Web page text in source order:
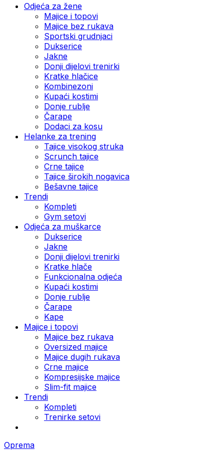
Odjeća za žene
Majice i topovi
Majice bez rukava
Sportski grudnjaci
Dukserice
Jakne
Donji dijelovi trenirki
Kratke hlačice
Kombinezoni
Kupaći kostimi
Donje rublje
Čarape
Dodaci za kosu
Helanke za trening
Tajice visokog struka
Scrunch tajice
Crne tajice
Tajice širokih nogavica
Bešavne tajice
Trendi
Kompleti
Gym setovi
Odjeća za muškarce
Dukserice
Jakne
Donji dijelovi trenirki
Kratke hlače
Funkcionalna odjeća
Kupaći kostimi
Donje rublje
Čarape
Kape
Majice i topovi
Majice bez rukava
Oversized majice
Majice dugih rukava
Crne majice
Kompresijske majice
Slim-fit majice
Trendi
Kompleti
Trenirke setovi
Oprema